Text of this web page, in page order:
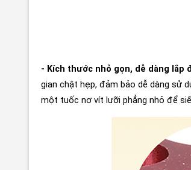
- Kích thước nhỏ gọn, dễ dàng lắp
gian chật hẹp, đảm bảo dễ dàng sử
một tuốc nơ vít lưỡi phẳng nhỏ để